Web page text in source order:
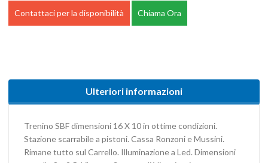
Contattaci per la disponibilità Chiama Ora
Ulteriori informazioni
Trenino SBF dimensioni 16 X 10 in ottime condizioni.
Stazione scarrabile a pistoni. Cassa Ronzoni e Mussini.
Rimane tutto sul Carrello. Illuminazione a Led. Dimensioni